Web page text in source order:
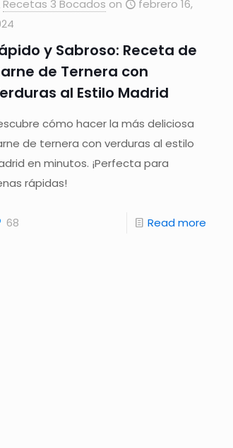
Recetas 3 Bocados on
febrero 16,
y Sabroso: Receta de
de Ternera con
al Estilo Madrid
cómo hacer la más deliciosa
de ternera con verduras al estilo
en minutos. ¡Perfecta para
rápidas!
68 Read more